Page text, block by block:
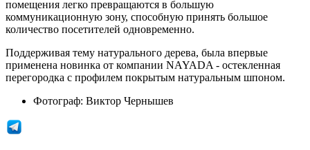
помещения легко превращаются в большую
коммуникационную зону, способную принять большое
количество посетителей одновременно.
Поддерживая тему натурального дерева, была впервые
применена новинка от компании NAYADA - остекленная
перегородка с профилем покрытым натуральным шпоном.
Фотограф: Виктор Чернышев